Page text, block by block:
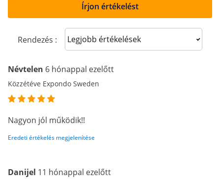
Írjon értékelést
Rendezés : Sort reviews
Névtelen 6 hónappal ezelőtt
Közzétéve Expondo Sweden
Nagyon jól működik!!
Eredeti értékelés megjelenítése
Danijel 11 hónappal ezelőtt